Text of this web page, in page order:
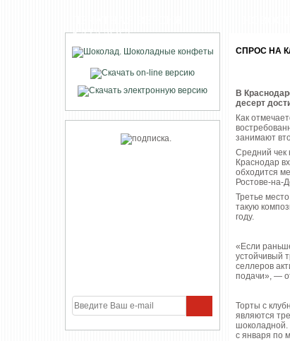
КАТАЛОГА
СПРОС НА
В
десерт
Как
занимают
Средний чек
Краснодар
обходится
Ростове-на-
Третье
такую
году.
«Если
устойчивый
селлеров
подачи», —
Торты с
являются
шоколадной.
с января по